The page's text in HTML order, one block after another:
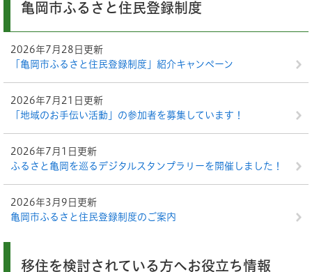
亀岡市ふるさと住民登録制度
2026年7月28日更新
「亀岡市ふるさと住民登録制度」紹介キャンペーン
2026年7月21日更新
「地域のお手伝い活動」の参加者を募集しています！
2026年7月1日更新
ふるさと亀岡を巡るデジタルスタンプラリーを開催しました！
2026年3月9日更新
亀岡市ふるさと住民登録制度のご案内
移住を検討されている方へお役立ち情報